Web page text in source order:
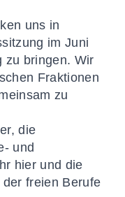
uns in
im Juni
zu bringen. Wir
Fraktionen
zu
die
und
hierund die
freien Berufe